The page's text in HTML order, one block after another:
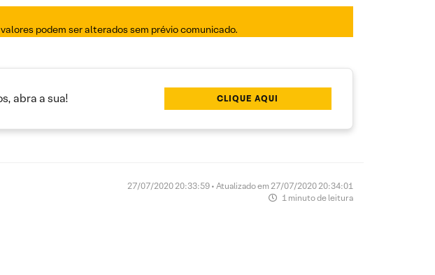
podem ser alterados sem prévio comunicado.
abra a sua! CLIQUE AQUI
27/07/2020 20:33:59 • Atualizado em 27/07/2020 20:34:01
1 minuto de leitura